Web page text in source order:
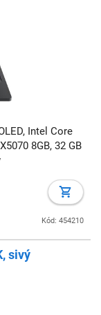
Intel Core
8GB, 32 GB
Kód: 454210
sivý